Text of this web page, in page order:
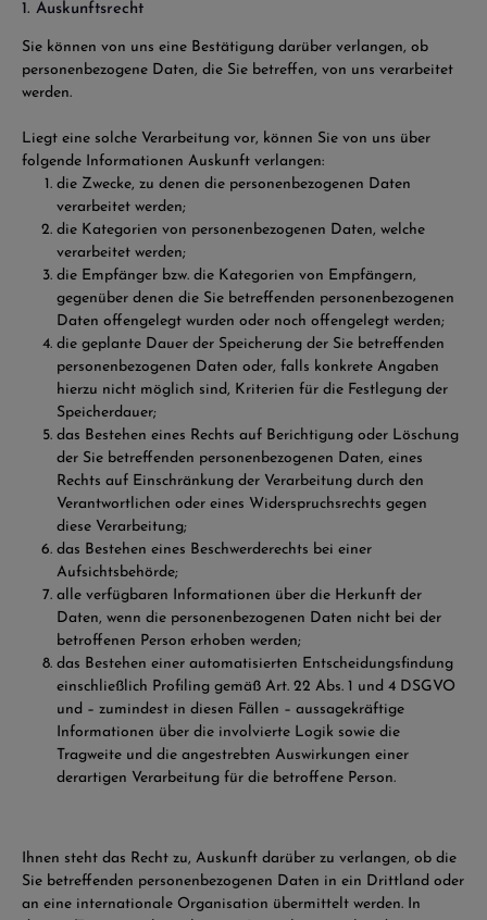
1. Auskunftsrecht
Sie können von uns eine Bestätigung darüber verlangen, ob
personenbezogene Daten, die Sie betreffen, von uns verarbeitet
werden.
Liegt eine solche Verarbeitung vor, können Sie von uns über
folgende Informationen Auskunft verlangen:
die Zwecke, zu denen die personenbezogenen Daten
verarbeitet werden;
die Kategorien von personenbezogenen Daten, welche
verarbeitet werden;
die Empfänger bzw. die Kategorien von Empfängern,
gegenüber denen die Sie betreffenden personenbezogenen
Daten offengelegt wurden oder noch offengelegt werden;
die geplante Dauer der Speicherung der Sie betreffenden
personenbezogenen Daten oder, falls konkrete Angaben
hierzu nicht möglich sind, Kriterien für die Festlegung der
Speicherdauer;
das Bestehen eines Rechts auf Berichtigung oder Löschung
der Sie betreffenden personenbezogenen Daten, eines
Rechts auf Einschränkung der Verarbeitung durch den
Verantwortlichen oder eines Widerspruchsrechts gegen
diese Verarbeitung;
das Bestehen eines Beschwerderechts bei einer
Aufsichtsbehörde;
alle verfügbaren Informationen über die Herkunft der
Daten, wenn die personenbezogenen Daten nicht bei der
betroffenen Person erhoben werden;
das Bestehen einer automatisierten Entscheidungsfindung
einschließlich Profiling gemäß Art. 22 Abs. 1 und 4 DSGVO
und – zumindest in diesen Fällen – aussagekräftige
Informationen über die involvierte Logik sowie die
Tragweite und die angestrebten Auswirkungen einer
derartigen Verarbeitung für die betroffene Person.
Ihnen steht das Recht zu, Auskunft darüber zu verlangen, ob die
Sie betreffenden personenbezogenen Daten in ein Drittland oder
an eine internationale Organisation übermittelt werden. In